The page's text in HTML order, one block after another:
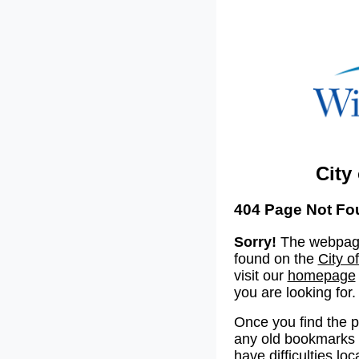
City
404 Page Not
Sorry! The
found on the City
visit our homepage
you are looking for.
Once you find the
any old
have difficulties